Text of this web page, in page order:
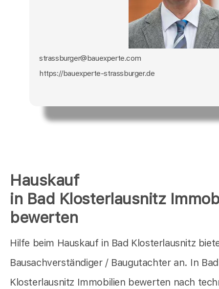
Hauskauf
in Bad Klosterlausnitz
bewerten
Hilfe beim Hauskauf in Bad Klosterlausnitz
Bausachverständiger / Baugutachter an. In Bad
Klosterlausnitz Immobilien bewerten nach
strassburger@bauexperte.com
https://bauexperte-strassburger.de